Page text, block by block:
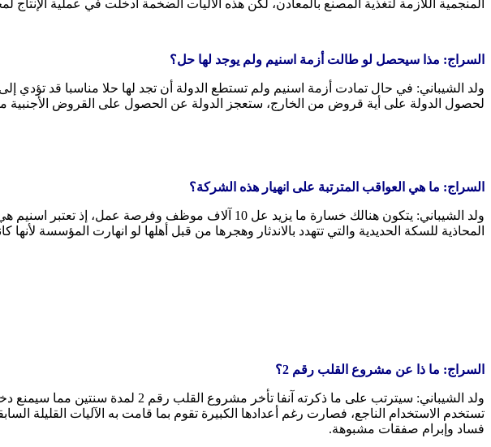
المنجمية اللازمة لتغذية المصنع بالمعادن، لكن هذه الآليات الضخمة أدخلت في عملية
السراج: مذا سيحصل لو طالت أزمة اسنيم ولم يوجد لها حل؟
لحصول الدولة على أية قروض من الخارج، ستعجز الدولة عن الحصول على القروض الأجنبية
السراج: ما هي العواقب المترتبة على انهيار هذه الشركة؟
ولد الشيباني: يتكون هنالك خسارة ما يزيد عل 10 آلاف
المحاذية للسكة الحديدية والتي تتهدد بالاندثار وهجرها من قبل أهلها لو انهارت المؤسسة
السراج: ما ذا عن مشروع القلب رقم 2؟
ولد الشيباني: سيترتب على ما ذكرته
تستخدم الاستخدام الناجع، فصارت رغم أعدادها الكبيرة تقوم بما قامت به الآليات القليلة
فساد وإبرام صفقات مشبوهة.